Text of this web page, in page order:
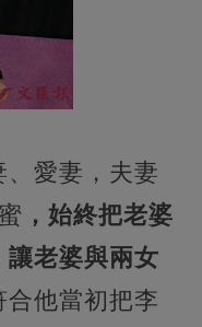
愛妻，夫妻
，始終把老婆
老婆與兩女
合他當初把李